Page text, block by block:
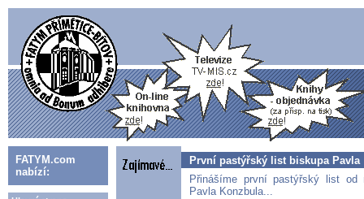
FATYM.com
nabízí:
První pastýřský list biskupa Pavla
Přinášíme první pastýřský list od
Pavla Konzbula...